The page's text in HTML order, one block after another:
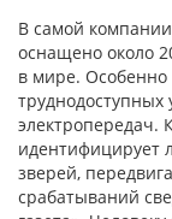
В самой
оснащено около
в мире. Особенно
электропередач.
идентифицирует
зверей,
срабатываний